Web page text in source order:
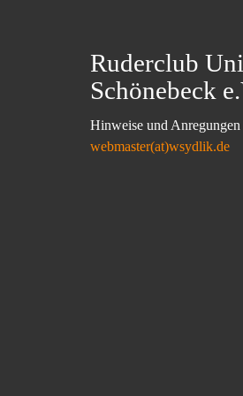
Ruderclub
Schönebeck
Hinweise und
webmaster(at)wsydlik.de